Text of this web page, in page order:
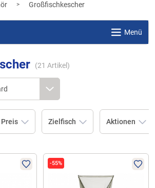
> Großfischkescher
Menü
(21 Artikel)
Preis Zielfisch Aktionen
-55%